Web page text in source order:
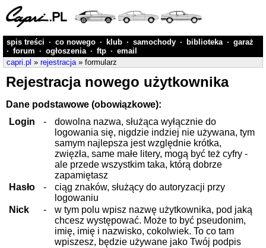
spis treści · co nowego · klub · samochody · biblioteka · garaż
· forum · ogłoszenia · ftp · email
capri.pl » rejestracja» formularz
Rejestracja nowego użytkownika
Dane podstawowe (obowiązkowe):
Login
-
dowolna nazwa, służąca wyłącznie do
logowania się, nigdzie indziej nie używana, tym
samym najlepsza jest względnie krótka,
zwięzła, same małe litery, mogą być też cyfry -
ale przede wszystkim taka, którą dobrze
zapamiętasz
Hasło
-
ciąg znaków, służący do autoryzacji przy
logowaniu
Nick
-
w tym polu wpisz nazwę użytkownika, pod jaką
chcesz występować. Może to być pseudonim,
imię, imię i nazwisko, cokolwiek. To co tam
wpiszesz, będzie używane jako Twój podpis